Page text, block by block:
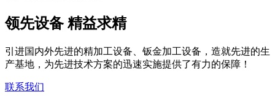
领先设备 精益求精
引进国内外先进的精加工设备、钣金加工设备，造就先进的生
产基地，为先进技术方案的迅速实施提供了有力的保障！
联系我们